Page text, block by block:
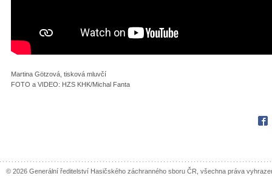
Martina Götzová, tisková mluvčí
FOTO a VIDEO: HZS KHK/Michal Fanta
© 2026 Generální ředitelství Hasičského záchranného sboru ČR, všechna práva